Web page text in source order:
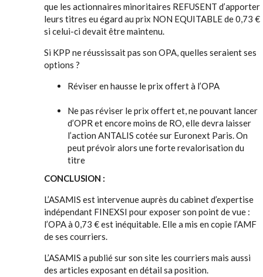
que les actionnaires minoritaires REFUSENT d’apporter
leurs titres eu égard au prix NON EQUITABLE de 0,73 €
si celui-ci devait être maintenu.
Si KPP ne réussissait pas son OPA, quelles seraient ses
options ?
Réviser en hausse le prix offert à l’OPA
Ne pas réviser le prix offert et, ne pouvant lancer
d’OPR et encore moins de RO, elle devra laisser
l’action ANTALIS cotée sur Euronext Paris. On
peut prévoir alors une forte revalorisation du
titre
CONCLUSION :
L’ASAMIS est intervenue auprès du cabinet d’expertise
indépendant FINEXSI pour exposer son point de vue :
l’OPA à 0,73 € est inéquitable. Elle a mis en copie l’AMF
de ses courriers.
L’ASAMIS a publié sur son site les courriers mais aussi
des articles exposant en détail sa position.